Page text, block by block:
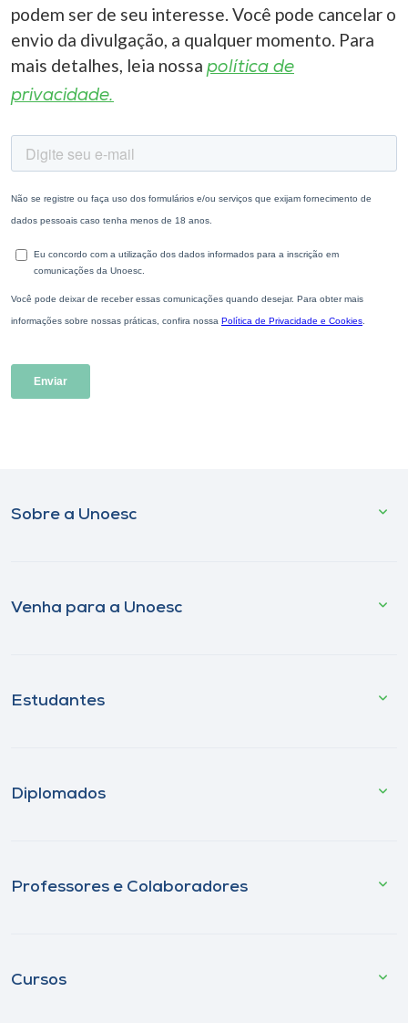
podem ser de seu interesse. Você pode cancelar o
envio da divulgação, a qualquer momento. Para
mais detalhes, leia nossa política de
privacidade.
Sobre a Unoesc
Venha para a Unoesc
Estudantes
Diplomados
Professores e Colaboradores
Cursos